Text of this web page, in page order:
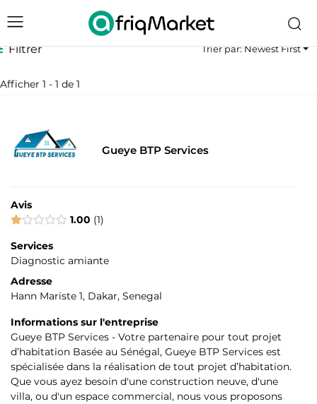
Filtrer
Afficher 1 - 1 de 1
Trier par: Newest First
Gueye BTP Services
Avis
1.00 1
Services
Diagnostic amiante
Adresse
Hann Mariste 1, Dakar, Senegal
Informations sur l'entreprise
Gueye BTP Services - Votre partenaire pour tout projet
d’habitation Basée au Sénégal, Gueye BTP Services est
spécialisée dans la réalisation de tout projet d’habitation.
Que vous ayez besoin d'une construction neuve, d'une
villa, ou d'un espace commercial, nous vous proposons